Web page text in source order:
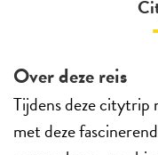
Over deze reis
Tijdens deze citytrip
met deze